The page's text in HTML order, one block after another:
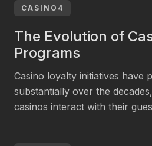
casinos have adopted more
experiences. According to a
[…]
CASINO4
The Evolution of
Programs
Casino loyalty initiatives have
substantially over the
casinos interact with their